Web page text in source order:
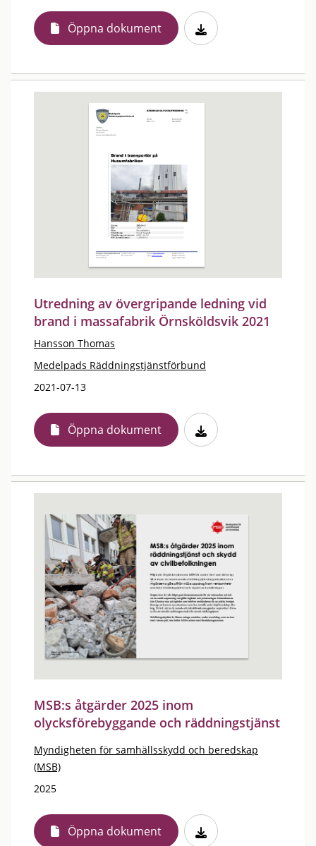
Öppna dokument
Utredning av övergripande ledning vid
brand i massafabrik Örnsköldsvik 2021
Hansson Thomas
Medelpads Räddningstjänstförbund
2021-07-13
Öppna dokument
MSB:s åtgärder 2025 inom
olycksförebyggande och räddningstjänst
Myndigheten för samhällsskydd och beredskap
(MSB)
2025
Öppna dokument